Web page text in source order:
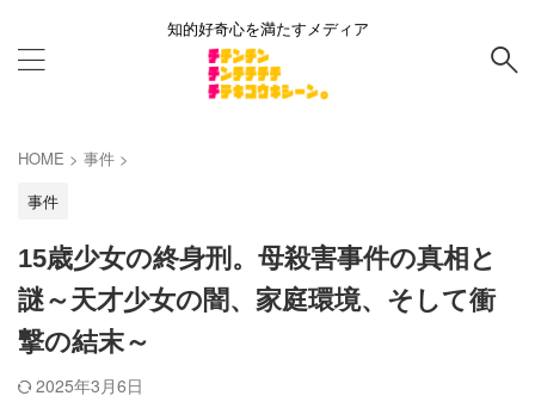
知的好奇心を満たすメディア
HOME > 事件 >
事件
15歳少女の終身刑。母殺害事件の真相と
謎～天才少女の闇、家庭環境、そして衝
撃の結末～
2025年3月6日